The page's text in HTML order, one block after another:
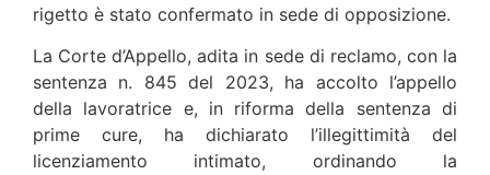
rigetto è stato confermato in sede di opposizione.
La Corte d’Appello, adita in sede di reclamo, con la
sentenza n. 845 del 2023, ha accolto l’appello
della lavoratrice e, in riforma della sentenza di
prime cure, ha dichiarato l’illegittimità del
licenziamento intimato, ordinando la